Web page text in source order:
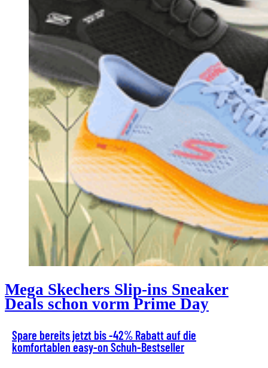
Mega Skechers Slip-ins Sneaker
Deals schon vorm Prime Day
Spare bereits jetzt bis -42% Rabatt auf die
komfortablen easy-on Schuh-Bestseller